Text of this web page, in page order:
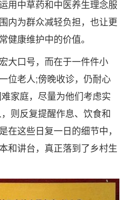
用中草药和中医养生理念服
内为群众减轻负担，也让更
健康维护中的价值。
口号，而在于一件件小
位老人;傍晚收诊，仍耐心
家庭，尽量为他们考虑实
则反复提醒作息、饮食和
在这些日复一日的细节中，
和讲台，真正落到了乡村生